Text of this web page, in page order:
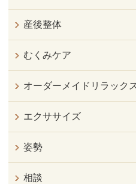
産後整体
むくみケア
オーダーメイドリラック
エクササイズ
姿勢
相談